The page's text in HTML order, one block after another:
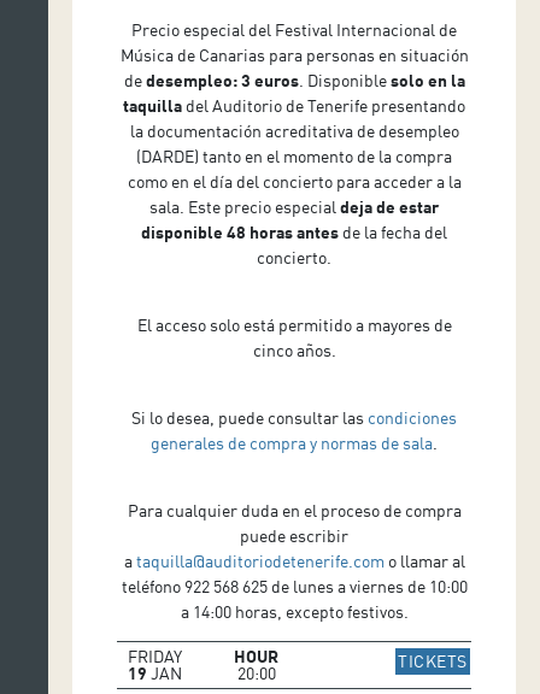
Precio especial del Festival Internacional de
Música de Canarias para personas en situación
dedesempleo: 3 euros. Disponiblesolo en la
taquilla del Auditorio de Tenerife presentando
la documentación acreditativa de desempleo
(DARDE) tanto en el momento de la compra
como en el día del concierto para acceder a la
sala. Este precio especial deja de estar
disponible 48 horas antes de la fecha del
concierto.
El acceso solo está permitido a mayores de
cinco años.
Si lo desea, puede consultar las condiciones
generales de compra y normas de sala
Para cualquier duda en el proceso de compra
puede escribir
ataquilla@auditoriodetenerife.com o llamar al
teléfono 922 568 625 de lunes a viernes de 10:00
a 14:00 horas, excepto festivos.
FRIDAY
19 JAN
HOUR
20:00
TICKETSIR A